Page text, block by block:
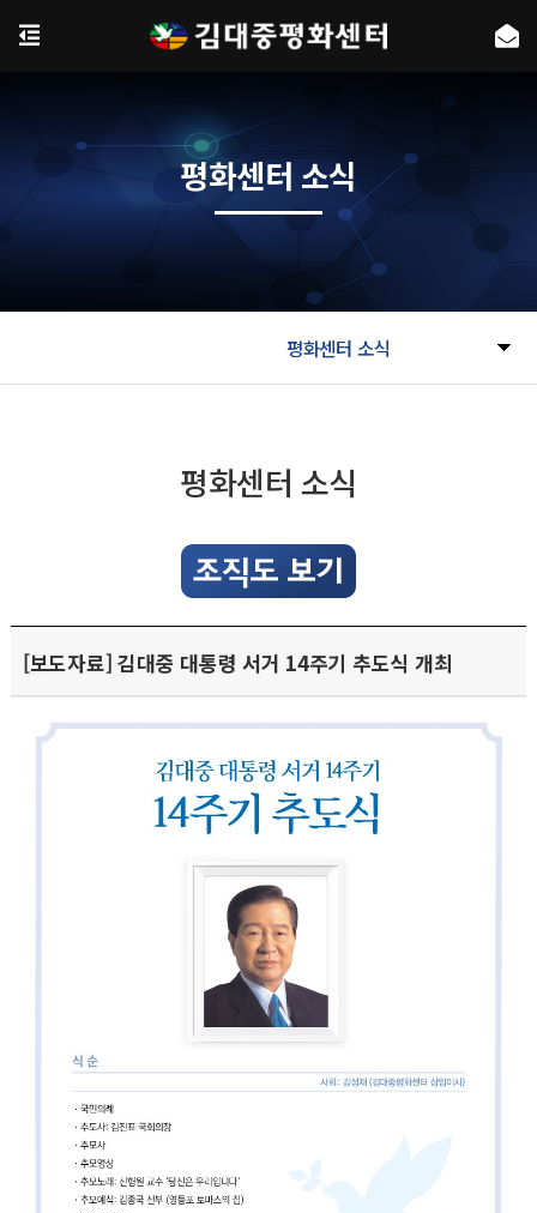
평화센터 소식
평화센터 소식
평화센터 소식
[보도자료] 김대중 대통령 서거 14주기 추도식 개최